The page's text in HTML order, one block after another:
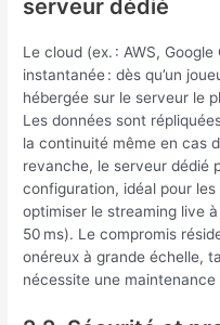
serveur dédié
Le cloud (ex. : AWS,
instantanée : dès qu’un
hébergée sur le serveur le
Les données sont
la continuité même en cas
revanche, le serveur dédié
configuration, idéal pour
optimiser le streaming live
50 ms). Le compromis
onéreux à grande échelle,
nécessite une maintenance